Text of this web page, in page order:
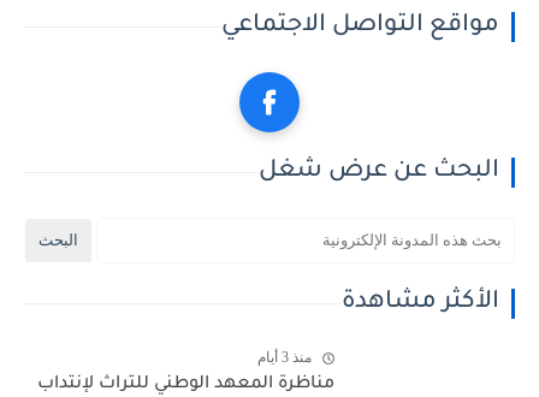
مواقع التواصل الاجتماعي
البحث عن عرض شغل
الأكثر مشاهدة
منذ 3 أيام
مناظرة المعهد الوطني للتراث لإنتداب